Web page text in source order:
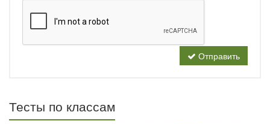
Отправить
Тесты по классам